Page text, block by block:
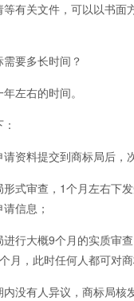
有关文件，可以以书面
要多长时间？
左右的时间。
料提交到商标局后，
式审查，1个月左右下发
信息；
行大概9个月的实质审查
月，此时任何人都可对商
有人异议，商标局核发